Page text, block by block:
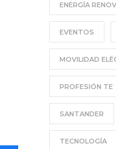
ENERGÍA
EVENTOS
MOVILIDAD
PROFESIÓN TE
SANTANDER
TECNOLOGÍA